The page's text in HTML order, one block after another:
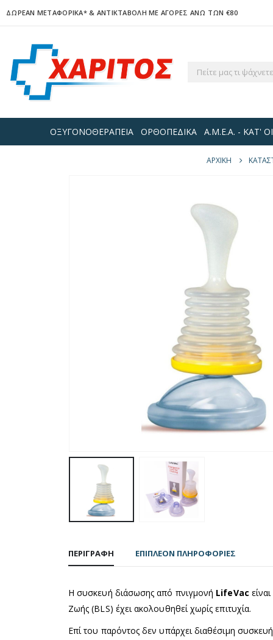
ΔΩΡΕΑΝ ΜΕΤΑΦΟΡΙΚΑ*& ΑΝΤΙΚΤΑΒΟΛΗ ΜΕ ΑΓΟΡΕΣ ΑΝΩ ΤΩΝ €80
ΟΞΥΓΟΝΟΘΕΡΑΠΕΙΑ ΟΡΘΟΠΕΔΙΚΑ Α.Μ.Ε.Α. - ΚΑΤ'
ΑΡΧΙΚΉ
ΠΕΡΙΓΡΑΦΉ ΕΠΙΠΛΈΟΝ ΠΛΗΡΟΦΟΡΊΕΣ
Η συσκευή διάσωσης από πνιγμονή LifeVac
Ζωής (BLS) έχει ακολουθηθεί χωρίς επιτυχία.
Επί του παρόντος δεν υπάρχει διαθέσιμη